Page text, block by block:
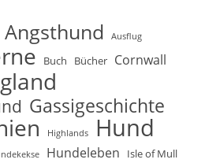
Angsthund Ausflug
Buch Bücher Cornwall
Gassigeschichte
Highlands Hund
Hundeleben Isle of Mull